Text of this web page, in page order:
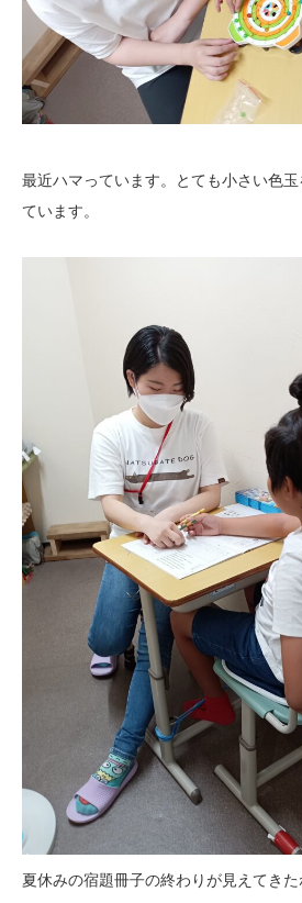
最近ハマっています。とても小さい色
ています。
夏休みの宿題冊子の終わりが見えてき